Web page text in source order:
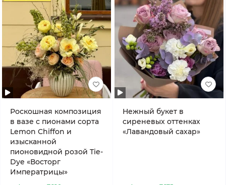
Роскошная композиция
в вазе с пионами сорта
Lemon Chiffon и
изысканной
пионовидной розой Tie-
Dye «Восторг
Императрицы»
Нежный букет в
сиреневых оттенках
«Лавандовый сахар»